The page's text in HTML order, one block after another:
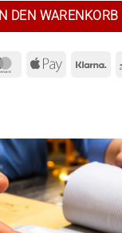
IN DEN WARENKORB
MasterCard
Apple